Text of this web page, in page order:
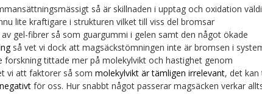
så är skillnaden i upptag och oxidation
lite kraftigare i strukturen vilket till viss del bromsar
gel-fibrer så som guargummi i gelen samt den något ökade
så vet vi dock att magsäckstömningen inte är bromsen i
tittade mer på molekylvikt och hastighet genom
vi att faktorer så sommolekylvikt är tämligen irrelevant, det kan
för oss. Hur snabbt något passerar magsäcken verkar